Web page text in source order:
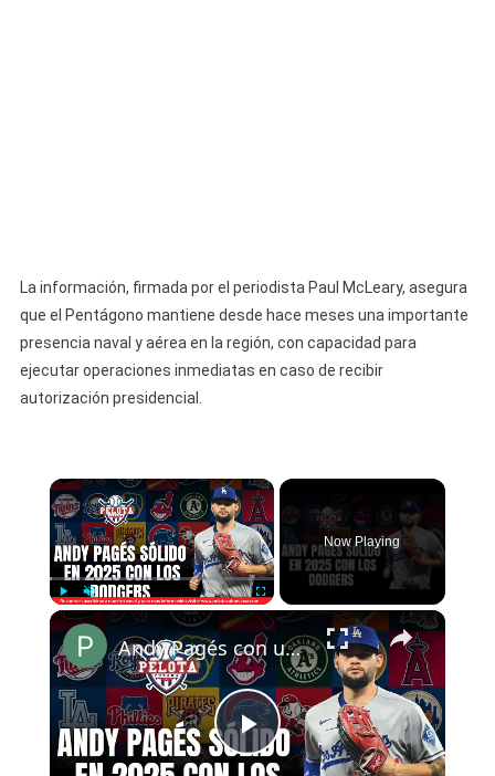
La información, firmada por el periodista Paul McLeary, asegura
que el Pentágono mantiene desde hace meses una importante
presencia naval y aérea en la región, con capacidad para
ejecutar operaciones inmediatas en caso de recibir
autorización presidencial.
×
Play Unmute Fullscreen
Now Playing
×
Play
Andy Pagés con un 2025 sólido con los Dodgers